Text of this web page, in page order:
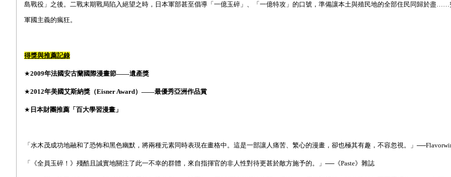
島戰役」之後。二戰末期戰局陷入絕望之時，日本軍部甚至倡導「一億玉碎」、「一億特攻」的口號，準備讓本土與殖民地的全部住民同歸於盡……
軍國主義的瘋狂。
得獎與推薦記錄
★2009年法國安古蘭國際漫畫節——遺產獎
★2012年美國艾斯納獎（Eisner Award）——最優秀亞洲作品賞
★ 日本財團推薦「百大學習漫畫」
「水木茂成功地融和了恐怖和黑色幽默，將兩種元素同時表現在畫格中。這是一部讓人痛苦、繁心的漫畫，卻也極其有趣，不容忽視。」
「《全員玉碎！》殘酷且誠實地關注了此一不幸的群體，來自指揮官的非人性對待更甚於敵方施予的。」──《Paste》雜誌